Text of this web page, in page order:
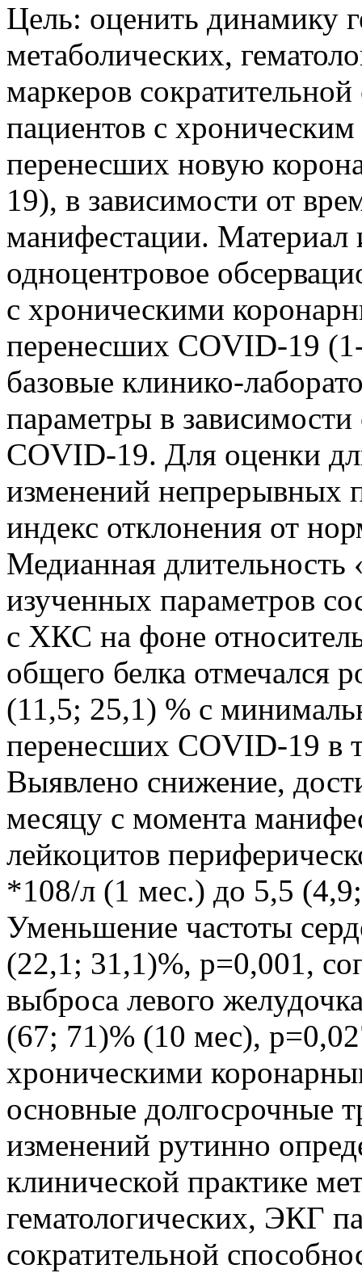
Цель: оценить динамику
метаболических,
маркеров
пациентов с
перенесших новую
19), в зависимости от
манифестации.
одноцентровое
с хроническими
перенесших COVID-19
базовые клинико-
параметры в зависимости
COVID-19. Для оценки
изменений непрерывных
индекс отклонения от
Медианная
изученных параметров
с ХКС на фоне
общего белка отмечался
(11,5; 25,1) % с
перенесших COVID-19 в
Выявлено снижение,
месяцу с момента
лейкоцитов
*108/л (1 мес.) до 5,5
Уменьшение частоты
(22,1; 31,1)%, р=0,001,
выброса левого
(67; 71)% (10 мес),
хроническими
основные долгосрочные
изменений рутинно
клинической практике
гематологических, ЭКГ
сократительной